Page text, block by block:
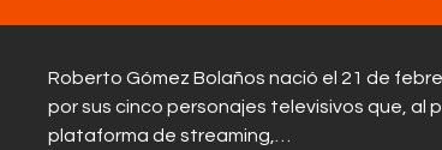
Roberto Gómez Bolaños nació el 21 de
por sus cinco personajes televisivos que, al
plataforma de streaming,…